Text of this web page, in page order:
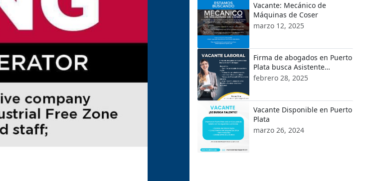
Vacante: Mecánico de
Máquinas de Coser
marzo 12, 2025
Firma de abogados en Puerto
Plata busca Asistente
Bilingüe
febrero 28, 2025
Vacante Disponible en Puerto
Plata
marzo 26, 2024